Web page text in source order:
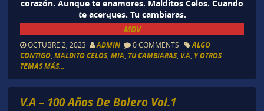
corazón. Aunque te enamores. Malditos Celos. Cuando
te acerques. Tu cambiaras.
MDV
OCTUBRE 2, 2023 ADMIN 0 COMMENTS
ALGO
CONTIGO, MALDITO CELOS, MIA, TU CAMBIARAS, V.A, Y OTROS
TEMAS MÁS...
V.A – 100 Años De Bolero Vol.1